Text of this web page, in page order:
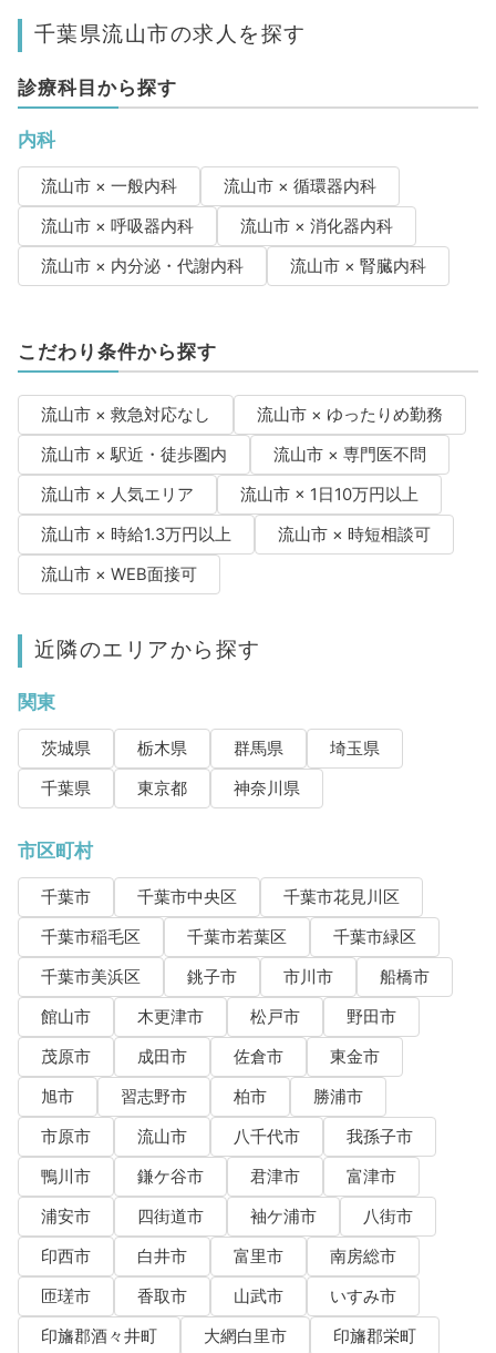
千葉県流山市の求人を探す
診療科目から探す
内科
流山市 × 一般内科
流山市 × 循環器内科
流山市 × 呼吸器内科
流山市 × 消化器内科
流山市 × 内分泌・代謝内科
流山市 × 腎臓内科
こだわり条件から探す
流山市 × 救急対応なし
流山市 × ゆったりめ勤務
流山市 × 駅近・徒歩圏内
流山市 × 専門医不問
流山市 × 人気エリア
流山市 × 1日10万円以上
流山市 × 時給1.3万円以上
流山市 × 時短相談可
流山市 × WEB面接可
近隣のエリアから探す
関東
茨城県 栃木県 群馬県
埼玉県
千葉県
東京都 神奈川県
市区町村
千葉市 千葉市中央区
千葉市花見川区
千葉市稲毛区
千葉市若葉区
千葉市緑区
千葉市美浜区
銚子市 市川市
船橋市
館山市
木更津市 松戸市
野田市
茂原市
成田市 佐倉市
東金市
旭市
習志野市 柏市
勝浦市
市原市
流山市 八千代市
我孫子市
鴨川市
鎌ケ谷市 君津市
富津市
浦安市
四街道市 袖ケ浦市
八街市
印西市
白井市 富里市
南房総市
匝瑳市
香取市 山武市
いすみ市
印旛郡酒々井町
大網白里市
印旛郡栄町